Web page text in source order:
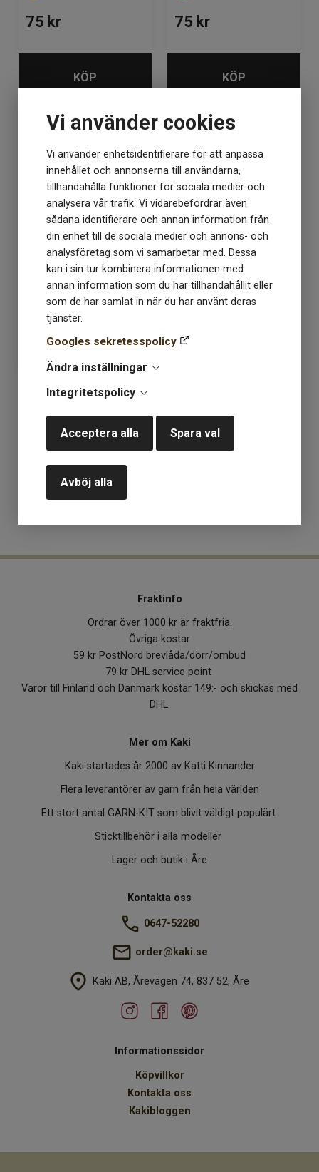
Vi använder cookies
Vi använder enhetsidentifierare för att anpassa
innehållet och annonserna till användarna,
tillhandahålla funktioner för sociala medier och
analysera vår trafik. Vi vidarebefordrar även
sådana identifierare och annan information från
din enhet till de sociala medier och annons- och
analysföretag som vi samarbetar med. Dessa
kan i sin tur kombinera informationen med
annan information som du har tillhandahållit eller
som de har samlat in när du har använt deras
tjänster.
Googles sekretesspolicy
Ändra inställningar
Integritetspolicy
Acceptera alla Spara val
Avböj alla
75 kr
KÖP
75 kr
KÖP
Isager Bomulin färg 47
kr
KÖP
Fraktinfo
Ordrar över 1000 kr är fraktfria.
Övriga kostar
59 kr PostNord brevlåda/dörr/ombud
79 kr DHL service point
Varor till Finland och Danmark kostar 149:- och skickas med
DHL.
Mer om Kaki
Kaki startades år 2000 av Katti Kinnander
Flera leverantörer av garn från hela världen
Ett stort antal GARN-KIT som blivit väldigt populärt
Sticktillbehör i alla modeller
Lager och butik i Åre
Kontakta oss
0647-52280
order@kaki.se
Kaki AB, Årevägen 74, 837 52, Åre
Informationssidor
Köpvillkor
Kontakta oss
Kakibloggen